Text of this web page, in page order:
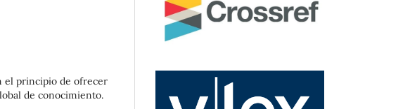
el principio de ofrecer
de conocimiento.